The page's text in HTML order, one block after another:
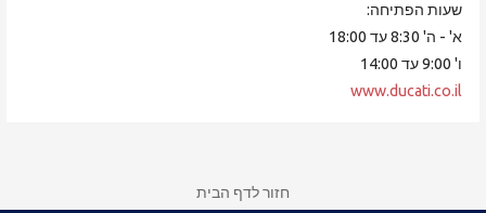
שעות הפתיחה:
א' - ה' 8:30 עד 18:00
ו' 9:00 עד 14:00
www.ducati.co.il
חזור לדף הבית